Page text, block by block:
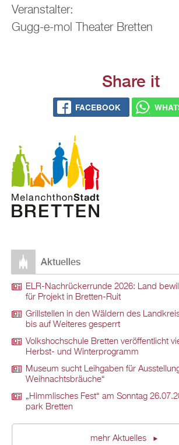
Ver­an­stal­ter:
Gugg-e-mol Thea­ter Brett­en
Share it
FACE­BOOK
Ak­tu­el­les
ELR-Nach­rü­ck­er­run­de 2026: Land
für Pro­jekt in Brett­en-Ruit
Grill­stel­len in den Wäl­dern des
bis auf Wei­te­res ge­sperrt
Volks­hoch­schu­le Brett­en ver­öf­fent­licht
Herbst- und Win­ter­pro­gramm
Mu­se­um sucht Leih­ga­ben für
Weih­nachts­bräu­che“
„Himm­li­sches Fest“ am Sonn­tag
park Brett­en
mehr Ak­tu­el­les